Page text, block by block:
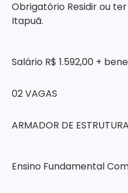
Obrigatório Residir ou
Itapuã.
Salário R$ 1.592,00 +
02 VAGAS
ARMADOR DE
Ensino Fundamental